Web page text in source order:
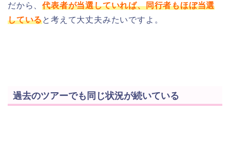
だから、代表者が当選していれば、同行者もほぼ当選
していると考えて大丈夫みたいですよ。
過去のツアーでも同じ状況が続いている